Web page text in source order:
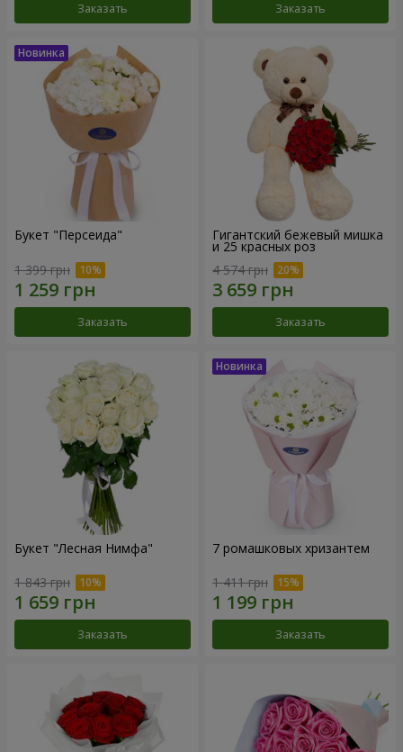
Заказать Заказать
Букет "Персеида"
1 399 грн
Заказать
Гигантский бежевый мишка
и 25 красных роз
4 574 грн
Заказать
Букет "Лесная Нимфа"
1 843 грн
Заказать
7 ромашковых хризантем
1 411 грн
Заказать